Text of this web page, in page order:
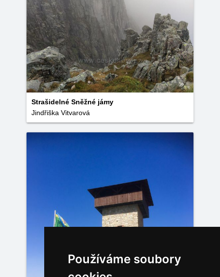
Používáme soubory
Strašidelné Sněžné jámy
Jindřiška Vitvarová